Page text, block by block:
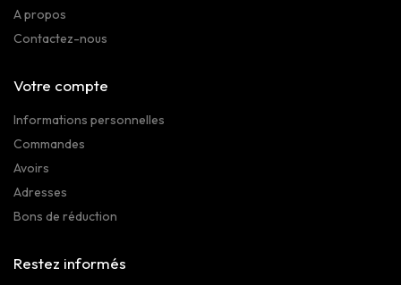
A propos
Contactez-nous
Votre compte
Informations personnelles
Commandes
Avoirs
Adresses
Bons de réduction
Restez informés